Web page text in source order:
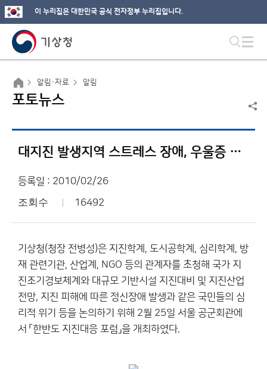
이 누리집은 대한민국 공식 전자정부 누리집입니다.
알림·자료 알림
포토뉴스
대지진 발생지역 스트레스 장애, 우울증 등 정신장애 급증
등록일 : 2010/02/26
조회수 16492
기상청(청장 전병성)은 지진학계, 도시공학계, 심리학계, 방
재 관련기관, 산업계, NGO 등의 관계자를 초청해 국가 지
진조기경보체계와 대규모 기반시설 지진대비 및 지진산업
전망, 지진 피해에 따른 정신장애 발생과 같은 국민들의 심
리적 위기 등을 논의하기 위해 2월 25일 서울 공군회관에
서 「한반도 지진대응 포럼」을 개최하였다.